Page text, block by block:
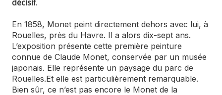
décisif.
En 1858, Monet peint directement dehors avec lui, à
Rouelles, près du Havre. Il a alors dix-sept ans.
L’exposition présente cette première peinture
connue de Claude Monet, conservée par un musée
japonais. Elle représente un paysage du parc de
Rouelles.Et elle est particulièrement remarquable.
Bien sûr, ce n’est pas encore le Monet de la